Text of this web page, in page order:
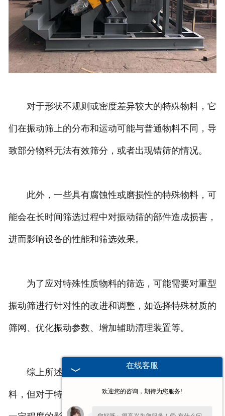
对于形状不规则或密度差异较大的特殊物料，它
们在振动筛上的分布和运动可能与普通物料不同，导
致部分物料无法有效筛分，或者出现错筛的情况。
此外，一些具有腐蚀性或磨损性的特殊物料，可
能会在长时间筛选过程中对振动筛的部件造成损害，
进而影响设备的性能和筛选效果。
为了应对特殊性质物料的筛选，可能需要对重型
振动筛进行针对性的改进和调整，如选择特殊材质的
筛网、优化振动参数、增加辅助清理装置等。
综上所述，尽管重型振动筛能够适应多种常规物
料，但对于特殊性质的物料，其筛选效果可能会受到
在线客服
欢迎您的咨询，期待为您服务!